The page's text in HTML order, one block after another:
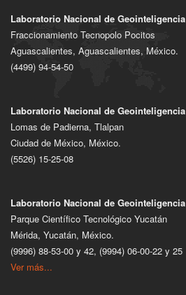
Laboratorio Nacional de Geointeligencia
Fraccionamiento Tecnopolo Pocitos
Aguascalientes, Aguascalientes, México.
(4499) 94-54-50
Laboratorio Nacional de Geointeligencia
Lomas de Padierna, Tlalpan
Ciudad de México, México.
(5526) 15-25-08
Laboratorio Nacional de Geointeligencia
Parque Científico Tecnológico Yucatán
Mérida, Yucatán, México.
(9996) 88-53-00 y 42, (9994) 06-00-22 y 25
Ver más...